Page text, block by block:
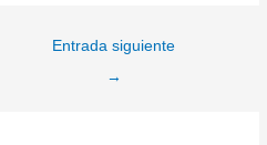
Entrada siguiente
→